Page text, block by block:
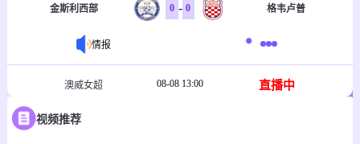
金斯利西部 0 - 0 格韦卢普
情报
澳威女超 08-08 13:00 直播中
思比瑞特士女足
视频推荐